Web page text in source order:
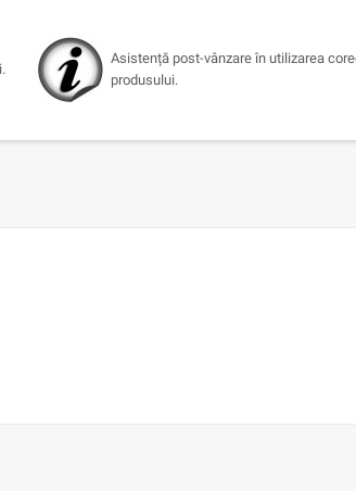
Asistență post-vânzare în utilizarea
produsului.